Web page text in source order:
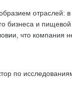
бизнеса и
что
по